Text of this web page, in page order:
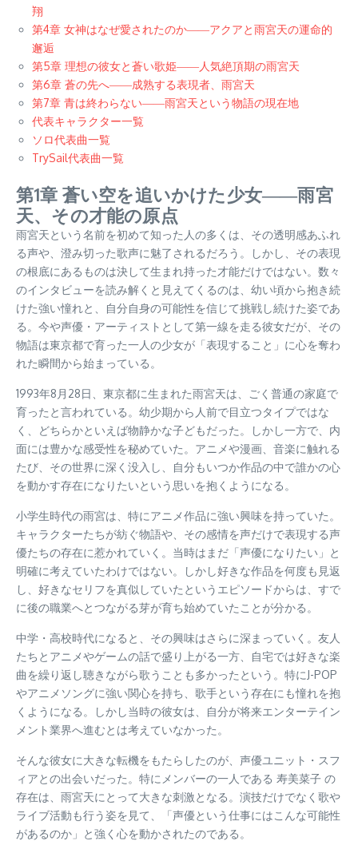
翔
第4章 女神はなぜ愛されたのか――アクアと雨宮天の運命的
邂逅
第5章 理想の彼女と蒼い歌姫――人気絶頂期の雨宮天
第6章 蒼の先へ――成熟する表現者、雨宮天
第7章 青は終わらない――雨宮天という物語の現在地
代表キャラクター一覧
ソロ代表曲一覧
TrySail代表曲一覧
第1章 蒼い空を追いかけた少女――雨宮
天、その才能の原点
雨宮天という名前を初めて知った人の多くは、その透明感あふれ
る声や、澄み切った歌声に魅了されるだろう。しかし、その表現
の根底にあるものは決して生まれ持った才能だけではない。数々
のインタビューを読み解くと見えてくるのは、幼い頃から抱き続
けた強い憧れと、自分自身の可能性を信じて挑戦し続けた姿であ
る。今や声優・アーティストとして第一線を走る彼女だが、その
物語は東京都で育った一人の少女が「表現すること」に心を奪わ
れた瞬間から始まっている。
1993年8月28日、東京都に生まれた雨宮天は、ごく普通の家庭で
育ったと言われている。幼少期から人前で目立つタイプではな
く、どちらかといえば物静かな子どもだった。しかし一方で、内
面には豊かな感受性を秘めていた。アニメや漫画、音楽に触れる
たび、その世界に深く没入し、自分もいつか作品の中で誰かの心
を動かす存在になりたいという思いを抱くようになる。
小学生時代の雨宮は、特にアニメ作品に強い興味を持っていた。
キャラクターたちが紡ぐ物語や、その感情を声だけで表現する声
優たちの存在に惹かれていく。当時はまだ「声優になりたい」と
明確に考えていたわけではない。しかし好きな作品を何度も見返
し、好きなセリフを真似していたというエピソードからは、すで
に後の職業へとつながる芽が育ち始めていたことが分かる。
中学・高校時代になると、その興味はさらに深まっていく。友人
たちとアニメやゲームの話で盛り上がる一方、自宅では好きな楽
曲を繰り返し聴きながら歌うことも多かったという。特にJ-POP
やアニメソングに強い関心を持ち、歌手という存在にも憧れを抱
くようになる。しかし当時の彼女は、自分が将来エンターテイン
メント業界へ進むとは考えていなかった。
そんな彼女に大きな転機をもたらしたのが、声優ユニット・スフ
ィアとの出会いだった。特にメンバーの一人である 寿美菜子 の
存在は、雨宮天にとって大きな刺激となる。演技だけでなく歌や
ライブ活動も行う姿を見て、「声優という仕事にはこんな可能性
があるのか」と強く心を動かされたのである。